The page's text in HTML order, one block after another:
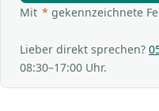
Mit * gekennzeichnete
Lieber direkt sprechen?
08:30–17:00 Uhr.